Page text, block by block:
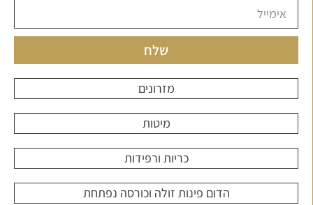
שלח
מזרונים
מיטות
כריות ורפידות
הדום פינות זולה וכורסה נפתחת